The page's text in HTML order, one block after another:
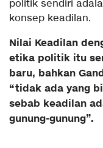
politik sendiri
konsep keadilan.
Nilai Keadilan
etika politik itu
baru, bahkan
“tidak ada yang
sebab keadilan
gunung-gunung”.